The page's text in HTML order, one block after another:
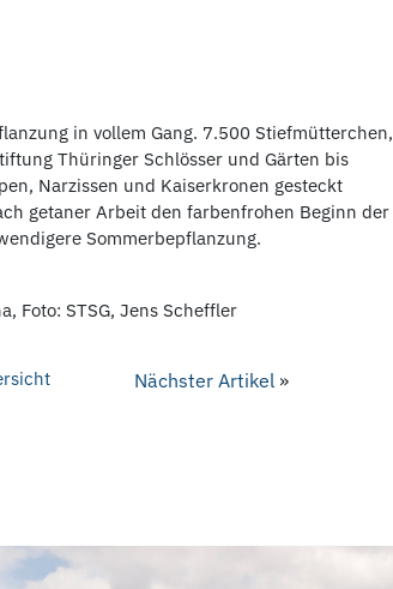
in vollem Gang. 7.500 Stiefmütterchen,
Thüringer Schlösser und Gärten bis
Narzissen und Kaiserkronen gesteckt
getaner Arbeit den farbenfrohen Beginn der
Sommerbepflanzung.
Foto: STSG, Jens Scheffler
Nächster Artikel»